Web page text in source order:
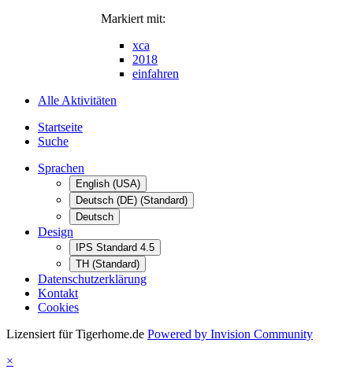
Markiert mit:
xca
2018
einfahren
Alle Aktivitäten
Startseite
Suche
Sprachen
English (USA)
Deutsch (DE) (Standard)
Deutsch
Design
IPS Standard 4.5
TH (Standard)
Datenschutzerklärung
Kontakt
Cookies
Lizensiert für Tigerhome.de Powered by Invision Community
×